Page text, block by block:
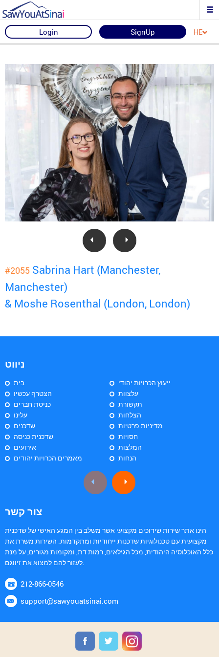
Login SignUp HE
#2055 Sabrina Hart (Manchester,
Manchester)
& Moshe Rosenthal (London, London)
ניווט
בַּיִת
הצטרף עכשיו
כניסת חברים
עלינו
שדכנים
שדכנית כניסה
אירועים
מאמרים הכרויות יהודים
ייעוץ הכרויות יהודי
עלצוות
תקשורת
הצלחות
מדיניות פרטיות
חסויות
המלצות
הנחות
צור קשר
הינו אתר שירות שידוכים מקצועי אשר משלב בין המגע האישי של שדכנית
מקצועית עם טכנולוגיות שדכנות ייחודיות ומתקדמות. השירות משרת את
כלל האוכלוסיה היהודית, מכל הגילאים, רמות דת, ומקומות מגורים, על מנת
לעזור להם למצוא את זיווגם.
212-866-0546
support@sawyouatsinai.com